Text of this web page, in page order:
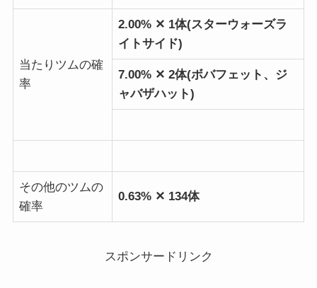
当たりツムの確
率
2.00% ✕ 1体(スターウォーズラ
イトサイド)
7.00% ✕ 2体(ボバフェット、ジ
ャバザハット)
その他のツムの
確率
0.63% ✕ 134体
スポンサードリンク